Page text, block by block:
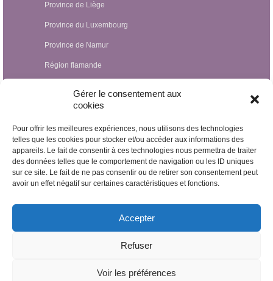
Gérer le consentement aux
cookies
Pour offrir les meilleures expériences, nous utilisons des technologies
telles que les cookies pour stocker et/ou accéder aux informations des
appareils. Le fait de consentir à ces technologies nous permettra de traiter
des données telles que le comportement de navigation ou les ID uniques
sur ce site. Le fait de ne pas consentir ou de retirer son consentement peut
avoir un effet négatif sur certaines caractéristiques et fonctions.
Accepter
Refuser
Voir les préférences
Province de Liège
Province du Luxembourg
Province de Namur
Région flamande
Hypnothérapeutes Luxembourg
Hypnothérapeutes France
Hypnothérapeutes Suisse
Hypnothérapeutes Pays-Bas
Hypnothérapeutes Espagne
Hypnothérapeutes Egypte
Hypnothérapeutes Nicaragua